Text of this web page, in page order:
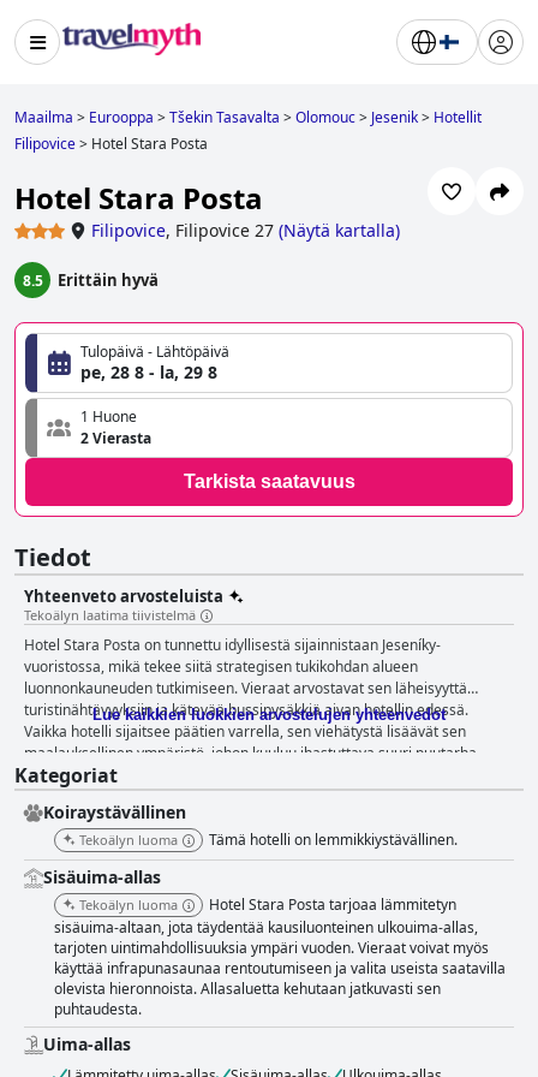
Maailma > Eurooppa >Tšekin Tasavalta >Olomouc> Jesenik> Hotellit
Filipovice> Hotel Stara Posta
Hotel Stara Posta
Filipovice, Filipovice 27 (Näytä kartalla)
8.5 Erittäin hyvä
Tulopäivä - Lähtöpäivä
pe, 28 8 - la, 29 8
1 Huone
2 Vierasta
Tarkista saatavuus
Tiedot
Yhteenveto arvosteluista
Tekoälyn laatima tiivistelmä
Hotel Stara Posta on tunnettu idyllisestä sijainnistaan Jeseníky-
vuoristossa, mikä tekee siitä strategisen tukikohdan alueen
luonnonkauneuden tutkimiseen. Vieraat arvostavat sen läheisyyttä
turistinähtävyyksiin ja kätevää bussipysäkkiä aivan hotellin edessä.
Vaikka hotelli sijaitsee päätien varrella, sen viehätystä lisäävät sen
maalauksellinen ympäristö, johon kuuluu ihastuttava suuri puutarha.
Tämä strateginen sijainti on täydellinen vaellusretkille kesällä ja hiihtoon
talvella, ja monet mielenkiintoiset paikat ovat lyhyen ajomatkan päässä.
Aamiaiskokemus Hotel Stara Postassa on erittäin kiitettävä, ja se sisältää
runsaan ja monipuolisen valikoiman, joka sopii kaikkiin makuihin. Vieraat
mainitsevat usein ruoan runsauden ja korkean laadun, ja herkulliset
munakokkelit korostuvat usein. Ystävällisen ja avuliaan henkilökunnan
erinomainen palvelu parantaa entisestään ruokailukokemusta
varmistaen, että aamiainen on ikimuistoinen osa oleskelua. Myös hotellin
illallinen saa paljon kiitosta erinomaisesta ruoastaan. Vieraat nauttivat
erilaisista herkullisista vaihtoehdoista, mukaan lukien laaja valikoima
ruokia kohtuullisin hinnoin. Ravintola erottuu edukseen laadukkaalla
ruoallaan ja joustavuudellaan, mikä edistää hotellin yleistä positiivista
ruokailukokemusta. Hotel Stara Postan huoneet tarjoavat sekoituksen
positiivisia ja vähemmän suotuisia näkökohtia. Vieraat arvostavat
Lue kaikkien luokkien arvostelujen yhteenvedot
Kategoriat
Koiraystävällinen
Tekoälyn luoma Tämä hotelli on lemmikkiystävällinen.
Sisäuima-allas
Tekoälyn luoma
Hotel Stara Posta tarjoaa lämmitetyn
sisäuima-altaan, jota täydentää kausiluonteinen ulkouima-allas,
tarjoten uintimahdollisuuksia ympäri vuoden. Vieraat voivat myös
käyttää infrapunasaunaa rentoutumiseen ja valita useista saatavilla
olevista hieronnoista. Allasaluetta kehutaan jatkuvasti sen
puhtaudesta.
Uima-allas